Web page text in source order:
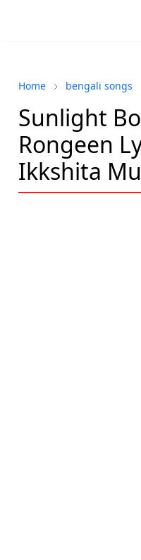
Home bengali songs
Sunlight
Rongeen
Ikkshita